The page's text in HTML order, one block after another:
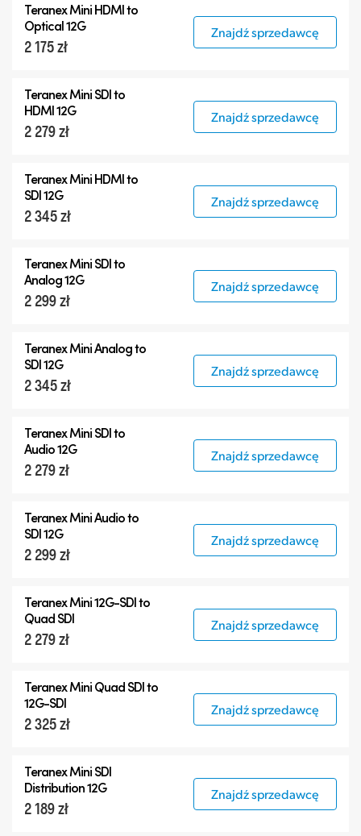
Teranex Mini HDMI to
Optical 12G
2 175 zł
Znajdź sprzedawcę
Teranex Mini SDI to
HDMI 12G
2 279 zł
Znajdź sprzedawcę
Teranex Mini HDMI to
SDI 12G
2 345 zł
Znajdź sprzedawcę
Teranex Mini SDI to
Analog 12G
2 299 zł
Znajdź sprzedawcę
Teranex Mini Analog to
SDI 12G
2 345 zł
Znajdź sprzedawcę
Teranex Mini SDI to
Audio 12G
2 279 zł
Znajdź sprzedawcę
Teranex Mini Audio to
SDI 12G
2 299 zł
Znajdź sprzedawcę
Teranex Mini12G-SDIto
Quad SDI
2 279 zł
Znajdź sprzedawcę
Teranex Mini Quad SDI to
12G-SDI
2 325 zł
Znajdź sprzedawcę
Teranex Mini SDI
Distribution 12G
2 189 zł
Znajdź sprzedawcę